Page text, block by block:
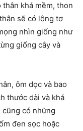
khá mềm, thon
sẽ có lông tơ
nhìn giống như
giống cây và
ôm dọc và bao
thước dài và khá
cũng có những
đen sọc hoặc